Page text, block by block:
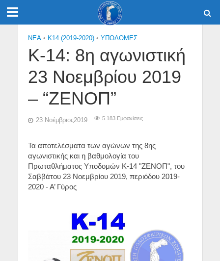
NEA • Κ14 (2019-2020) • ΥΠΟΔΟΜΈΣ
Κ-14: 8η αγωνιστική
23 Νοεμβρίου 2019
– “ΖΕΝΟΠ”
23 Νοέμβριος2019 5.183 Εμφανίσεις
Τα αποτελέσματα των αγώνων της 8ης
αγωνιστικής και η βαθμολογία του
Πρωταθλήματος Υποδομών Κ-14 "ΖΕΝΟΠ", του
Σαββάτου 23 Νοεμβρίου 2019, περιόδου 2019-
2020 - Α’ Γύρος